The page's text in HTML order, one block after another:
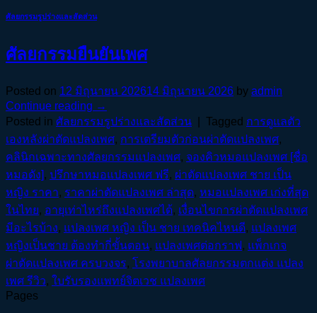
ศัลยกรรมรูปร่างและสัดส่วน
ศัลยกรรมยืนยันเพศ
Posted on 12 มิถุนายน 202614 มิถุนายน 2026 by admin
Continue reading →
Posted in ศัลยกรรมรูปร่างและสัดส่วน Tagged การดูแลตัว
เองหลังผ่าตัดแปลงเพศ, การเตรียมตัวก่อนผ่าตัดแปลงเพศ,
คลินิกเฉพาะทางศัลยกรรมแปลงเพศ, จองคิวหมอแปลงเพศ [ชื่อ
หมอดัง], ปรึกษาหมอแปลงเพศ ฟรี, ผ่าตัดแปลงเพศ ชาย เป็น
หญิง ราคา, ราคาผ่าตัดแปลงเพศ ล่าสุด, หมอแปลงเพศ เก่งที่สุด
ในไทย, อายุเท่าไหร่ถึงแปลงเพศได้, เงื่อนไขการผ่าตัดแปลงเพศ
มีอะไรบ้าง, แปลงเพศ หญิง เป็น ชาย เทคนิคไหนดี, แปลงเพศ
หญิงเป็นชาย ต้องทำกี่ขั้นตอน, แปลงเพศต่อกราฟ, แพ็กเกจ
ผ่าตัดแปลงเพศ ครบวงจร, โรงพยาบาลศัลยกรรมตกแต่ง แปลง
เพศ รีวิว, ใบรับรองแพทย์จิตเวช แปลงเพศ
Pages